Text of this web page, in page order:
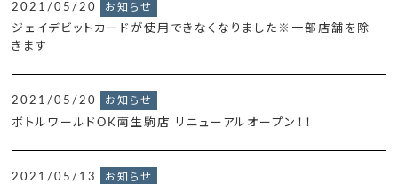
2021/05/20 お知らせ
ジェイデビットカードが使用できなくなりました※一部店舗を除
きます
2021/05/20 お知らせ
ボトルワールドOK南生駒店 リニューアルオープン！！
2021/05/13 お知らせ